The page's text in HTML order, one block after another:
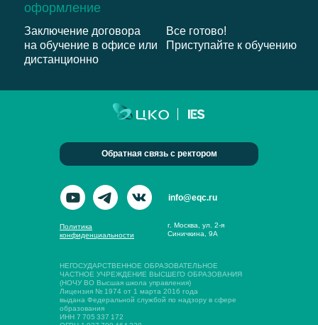
оформление
Заключение договора
на обучение в офисе или
дистанционно
Все готово!
Приступайте к обучению
НЕГОСУДАРСТВЕННОЕ ОБРАЗОВАТЕЛЬНОЕ
ЧАСТНОЕ УЧРЕЖДЕНИЕ ВЫСШЕГО ОБРАЗОВАНИЯ
(НОЧУ ВО Высшая школа управления)
Лицензия № 1974 от 1 марта 2016 года
выдана Федеральной службой по надзору в сфере
образования
ИНН 7 705 337 172
info@eqc.ru
Обратная связь с ректором
Политика
конфиденциальности
г. Москва, ул. 2-я
Синичкина, 9А